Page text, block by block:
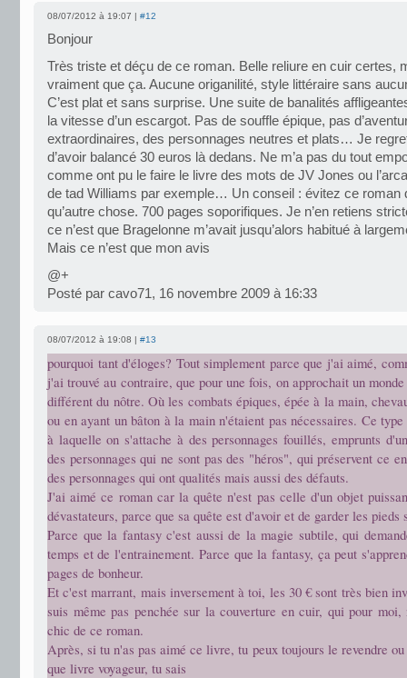
08/07/2012 à 19:07 | #12
Bonjour
Très triste et déçu de ce roman. Belle reliure en cuir certes,
vraiment que ça. Aucune origanilité, style littéraire sans
C’est plat et sans surprise. Une suite de banalités
la vitesse d’un escargot. Pas de souffle épique, pas
extraordinaires, des personnages neutres et plats… Je
d’avoir balancé 30 euros là dedans. Ne m’a pas du tout
comme ont pu le faire le livre des mots de JV Jones ou
de tad Williams par exemple… Un conseil : évitez ce roman
qu’autre chose. 700 pages soporifiques. Je n’en retiens
ce n’est que Bragelonne m’avait jusqu’alors habitué à
Mais ce n’est que mon avis
@+
Posté par cavo71, 16 novembre 2009 à 16:33
08/07/2012 à 19:08 | #13
pourquoi tant d'éloges? Tout simplement parce que j'ai aimé,
j'ai trouvé au contraire, que pour une fois, on approchait un
différent du nôtre. Où les combats épiques, épée à la main,
ou en ayant un bâton à la main n'étaient pas nécessaires. Ce
à laquelle on s'attache à des personnages fouillés, emprunts
des personnages qui ne sont pas des "héros", qui préservent ce
des personnages qui ont qualités mais aussi des défauts.
J'ai aimé ce roman car la quête n'est pas celle d'un objet
dévastateurs, parce que sa quête est d'avoir et de garder les pieds
Parce que la fantasy c'est aussi de la magie subtile, qui
temps et de l'entrainement. Parce que la fantasy, ça peut
pages de bonheur.
Et c'est marrant, mais inversement à toi, les 30 € sont très bien
suis même pas penchée sur la couverture en cuir, qui pour
chic de ce roman.
Après, si tu n'as pas aimé ce livre, tu peux toujours le revendre
que livre voyageur, tu sais